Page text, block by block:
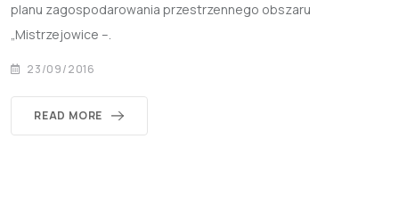
planu zagospodarowania przestrzennego obszaru
„Mistrzejowice –.
23/09/2016
READ MORE